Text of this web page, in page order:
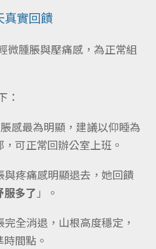
真實回饋
微腫脹與壓痛感，為正常組
：
感最為明顯，建議以仰睡為
可正常回辦公室上班。
與疼痛感明顯退去，她回饋
服多了 」。
完全消退，山根高度穩定，
間點。